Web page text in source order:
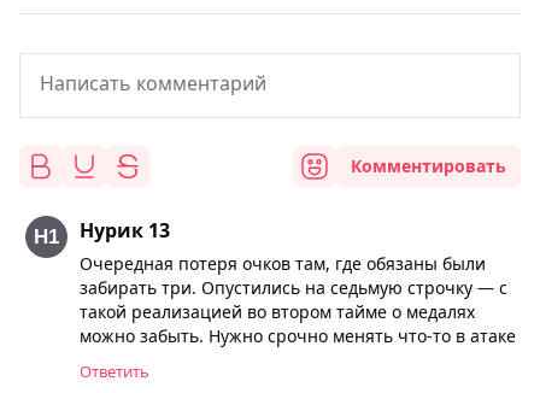
Комментировать
Нурик 13
Очередная потеря очков там, где обязаны были
забирать три. Опустились на седьмую строчку — с
такой реализацией во втором тайме о медалях
можно забыть. Нужно срочно менять что-то в атаке
Ответить